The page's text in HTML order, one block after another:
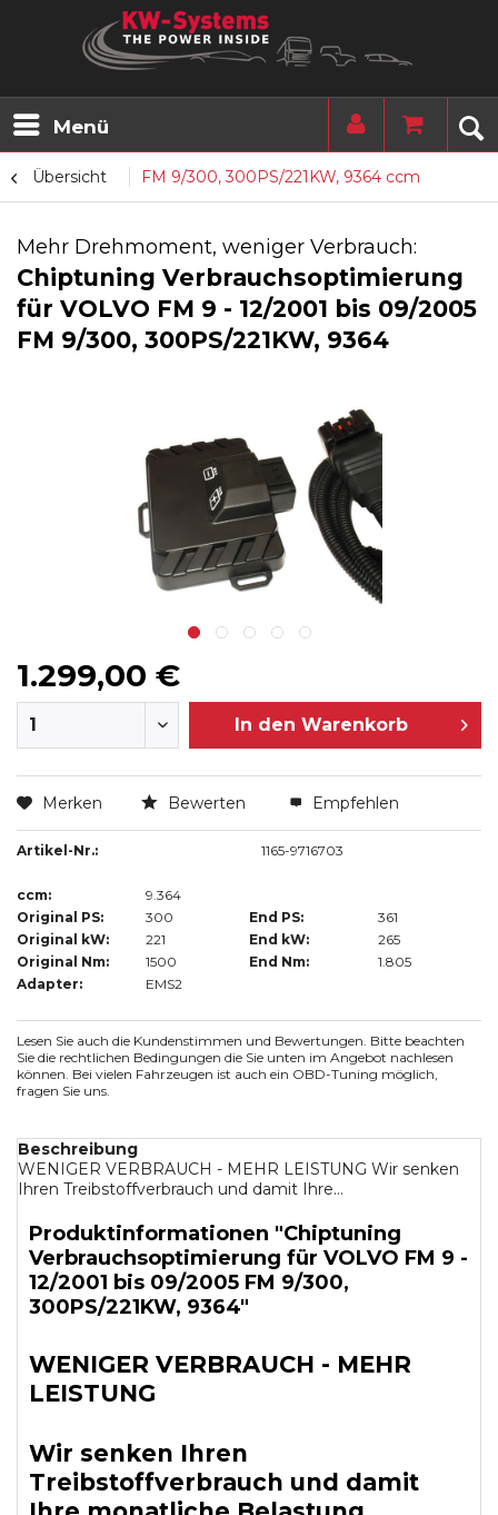
Menü
Übersicht FM 9/300, 300PS/221KW, 9364 ccm
Mehr Drehmoment, weniger Verbrauch:
Chiptuning Verbrauchsoptimierung
für VOLVO FM 9 - 12/2001 bis 09/2005
FM 9/300, 300PS/221KW, 9364
1.299,00 €
In den Warenkorb
Merken Bewerten Empfehlen
Artikel-Nr.: 1165-9716703
ccm:
9.364
Original PS:
300 End PS:
361
Original kW:
221 End kW:
265
Original Nm:
1500 End Nm:
1.805
Adapter:
EMS2
Lesen Sie auch die Kundenstimmen und Bewertungen. Bitte beachten
Sie die rechtlichen Bedingungen die Sie unten im Angebot nachlesen
können. Bei vielen Fahrzeugen ist auch ein OBD-Tuning möglich,
fragen Sie uns.
Beschreibung
WENIGER VERBRAUCH - MEHR LEISTUNG Wir senken
Ihren Treibstoffverbrauch und damit Ihre...
Produktinformationen "Chiptuning
Verbrauchsoptimierung für VOLVO FM 9 -
12/2001 bis 09/2005 FM 9/300,
300PS/221KW, 9364"
WENIGER VERBRAUCH - MEHR
LEISTUNG
Wir senken Ihren
Treibstoffverbrauch und damit